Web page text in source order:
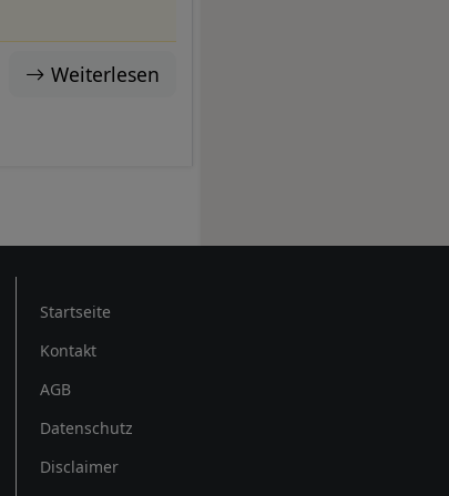
Weiterlesen
Rechtliches
Startseite
Kontakt
AGB
Datenschutz
Disclaimer